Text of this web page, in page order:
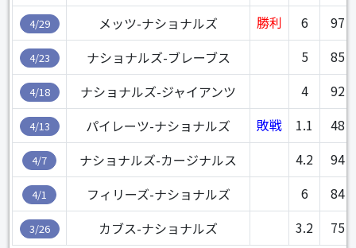
4/29 メッツ-ナショナルズ 勝利 6 97
4/23 ナショナルズ-ブレーブス 5 85
4/18 ナショナルズ-ジャイアンツ 4 92
4/13 パイレーツ-ナショナルズ 敗戦 1.1 48
4/7 ナショナルズ-カージナルス 4.2 94
4/1 フィリーズ-ナショナルズ 6 84
3/26 カブス-ナショナルズ 3.2 75